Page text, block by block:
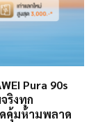
Pura 90s
ริงทุก
คุ้มห้ามพลาด